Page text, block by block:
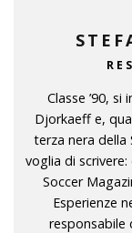
Classe ’90,
Djorkaeff e,
terza nera della
voglia di
Soccer
Esperienze
responsabile